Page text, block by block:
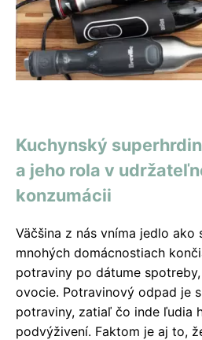
Kuchynský
a jeho rola v
konzumácii
Väčšina z nás vníma jedlo ako
mnohých domácnostiach
potraviny po dátume
ovocie. Potravinový odpad je
potraviny, zatiaľ čo inde ľudia
podvýživení. Faktom je aj to,